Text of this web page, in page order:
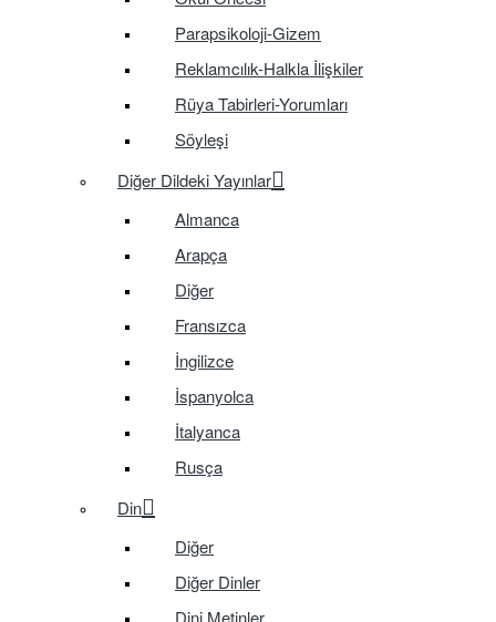
Parapsikoloji-Gizem
Reklamcılık-Halkla İlişkiler
Rüya Tabirleri-Yorumları
Söyleşi
Diğer Dildeki Yayınlar
Almanca
Arapça
Diğer
Fransızca
İngilizce
İspanyolca
İtalyanca
Rusça
Din
Diğer
Diğer Dinler
Dini Metinler